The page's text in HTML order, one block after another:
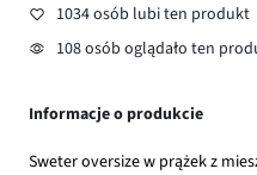
1034 osób lubi ten produkt
108 osób oglądało ten
Informacje o produkcie
Sweter oversize w prążek z